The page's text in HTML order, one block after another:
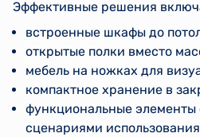
Эффективные решения
встроенные шкафы до
открытые полки вместо
мебель на ножках для
компактное хранение в
функциональные элементы
сценариями